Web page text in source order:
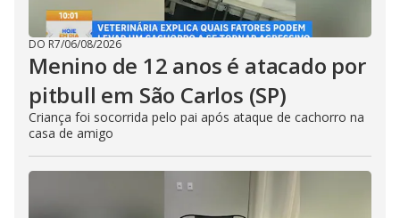
DO R7/06/08/2026
Menino de 12 anos é atacado por
pitbull em São Carlos (SP)
Criança foi socorrida pelo pai após ataque de cachorro na
casa de amigo